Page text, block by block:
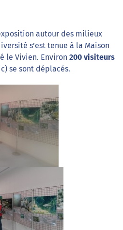
autour des milieux
s’est tenue à la Maison
le Vivien. Environ 200 visiteurs
se sont déplacés.